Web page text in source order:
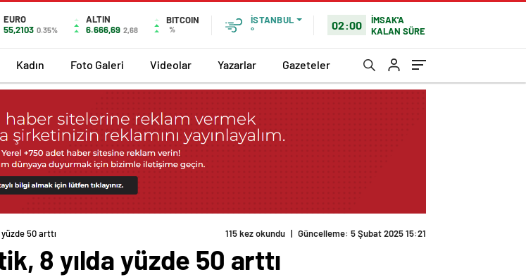
EURO
55,2103 0.35%
ALTIN
6.666,69 2,68
BITCOIN
%
İSTANBUL
°
02:00
İMSAK'A
KALAN SÜRE
Kadın Foto Galeri Videolar Yazarlar Gazeteler
50 arttı 115 kez okundu | Güncelleme: 5 Şubat 2025 15:21
8 yılda yüzde 50 arttı